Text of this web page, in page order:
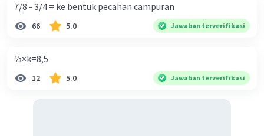
7/8 - 3/4 = ke bentuk pecahan campuran
66 5.0 Jawaban terverifikasi
⅓×k=8,5
12 5.0 Jawaban terverifikasi